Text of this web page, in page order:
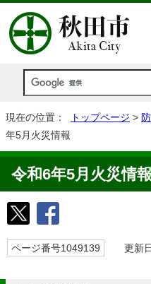
現在の位置： トップページ >
年5月火災情報
令和6年5月火災情報
ページ番号1049139 更新日